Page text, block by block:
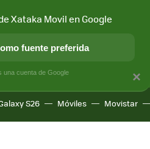
APLICACIONES
S26 Móviles Movistar
×
Xataka Movil en Google
fuente preferida
una cuenta de Google